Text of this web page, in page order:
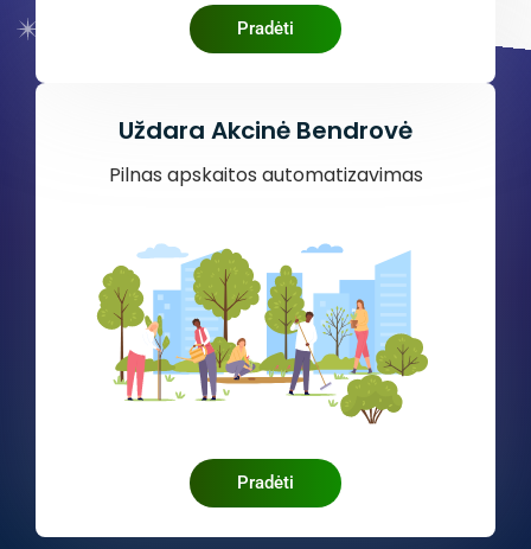
Uždara Akcinė Bendrovė
Pilnas apskaitos automatizavimas
Pradėti
Pradėti